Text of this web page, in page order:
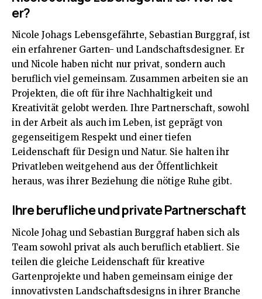
er?
Nicole Johags Lebensgefährte, Sebastian Burggraf, ist
ein erfahrener Garten- und Landschaftsdesigner. Er
und Nicole haben nicht nur privat, sondern auch
beruflich viel gemeinsam. Zusammen arbeiten sie an
Projekten, die oft für ihre Nachhaltigkeit und
Kreativität gelobt werden. Ihre Partnerschaft, sowohl
in der Arbeit als auch im Leben, ist geprägt von
gegenseitigem Respekt und einer tiefen
Leidenschaft für Design und Natur. Sie halten ihr
Privatleben weitgehend aus der Öffentlichkeit
heraus, was ihrer Beziehung die nötige Ruhe gibt.
Ihre berufliche und private Partnerschaft
Nicole Johag und Sebastian Burggraf haben sich als
Team sowohl privat als auch beruflich etabliert. Sie
teilen die gleiche Leidenschaft für kreative
Gartenprojekte und haben gemeinsam einige der
innovativsten Landschaftsdesigns in ihrer Branche